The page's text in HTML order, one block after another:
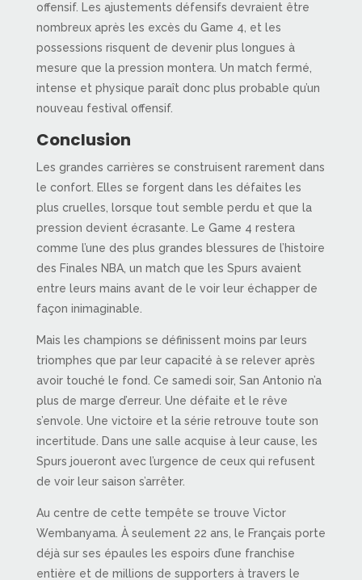
offensif. Les ajustements défensifs devraient être
nombreux après les excès du Game 4, et les
possessions risquent de devenir plus longues à
mesure que la pression montera. Un match fermé,
intense et physique paraît donc plus probable qu’un
nouveau festival offensif.
Conclusion
Les grandes carrières se construisent rarement dans
le confort. Elles se forgent dans les défaites les
plus cruelles, lorsque tout semble perdu et que la
pression devient écrasante. Le Game 4 restera
comme l’une des plus grandes blessures de l’histoire
des Finales NBA, un match que les Spurs avaient
entre leurs mains avant de le voir leur échapper de
façon inimaginable.
Mais les champions se définissent moins par leurs
triomphes que par leur capacité à se relever après
avoir touché le fond. Ce samedi soir, San Antonio n’a
plus de marge d’erreur. Une défaite et le rêve
s’envole. Une victoire et la série retrouve toute son
incertitude. Dans une salle acquise à leur cause, les
Spurs joueront avec l’urgence de ceux qui refusent
de voir leur saison s’arrêter.
Au centre de cette tempête se trouve Victor
Wembanyama. À seulement 22 ans, le Français porte
déjà sur ses épaules les espoirs d’une franchise
entière et de millions de supporters à travers le